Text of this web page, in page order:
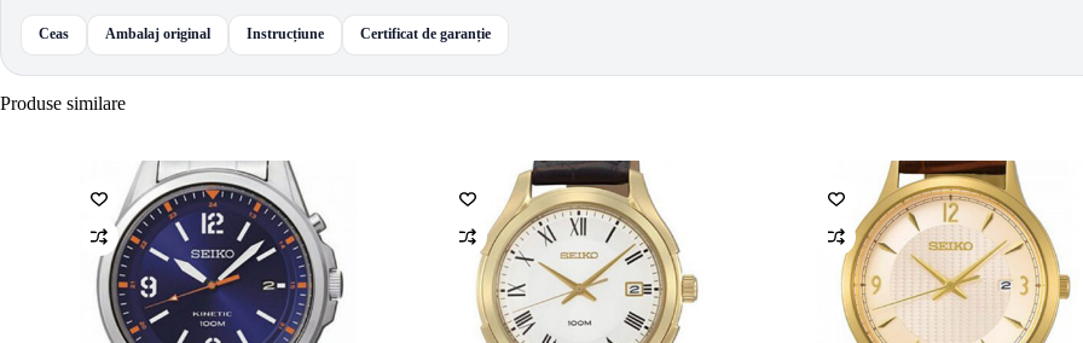
Ceas Ambalaj original Instrucțiune Certificat de garanție
Produse similare